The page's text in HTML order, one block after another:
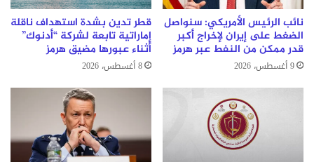
نائب الرئيس الأمريكي: سنواصل
الضغط على إيران لإخراج أكبر
قدر ممكن من النفط عبر هرمز
9 أغسطس، 2026
قطر تدين بشدة استهداف ناقلة
إماراتية تابعة لشركة “أدنوك”
أثناء عبورها مضيق هرمز
8 أغسطس، 2026